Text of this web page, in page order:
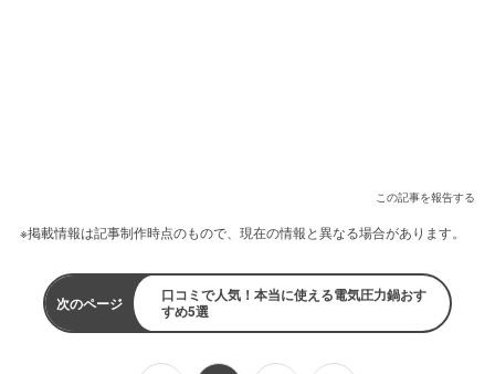
この記事を報告する
※掲載情報は記事制作時点のもので、現在の情報と異なる場合があります。
次のページ
口コミで人気！本当に使える電気圧力鍋おす
すめ5選